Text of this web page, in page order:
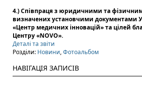
4.) Співпраця з юридичними та
визначених установчими документами
«Центр медичних інновацій» та цілей
Центру «NOVO».
Деталі та звіти
Розділи: Новини,Фотоальбом
НАВІГАЦІЯ ЗАПИСІВ